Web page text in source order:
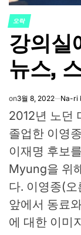
POSTED
IN
오락
강의실
뉴스,
on3월 8, 2022 Na-ri
2012년 노던
졸업한 이영
이재명 후보
Myung을 위
다. 이영종(
앞에서 동료
에 대한 이미